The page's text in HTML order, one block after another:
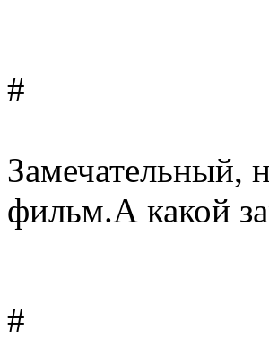
#
Замечательный,
фильм.А какой
#